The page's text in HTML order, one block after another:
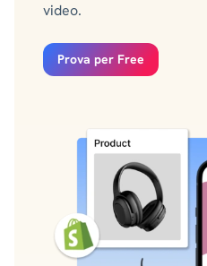
video.
Prova per Free